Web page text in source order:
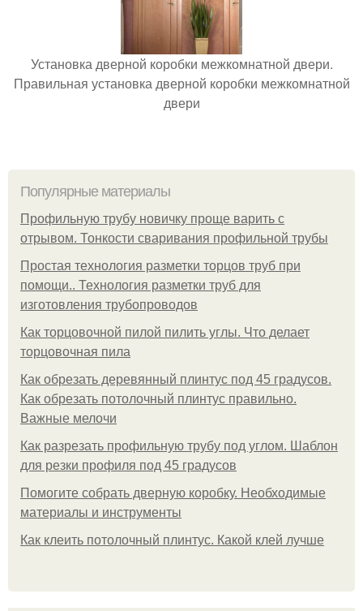
Установка дверной коробки межкомнатной двери.
Правильная установка дверной коробки межкомнатной
двери
Популярные материалы
Профильную трубу новичку проще варить с
отрывом. Тонкости сваривания профильной трубы
Простая технология разметки торцов труб при
помощи.. Технология разметки труб для
изготовления трубопроводов
Как торцовочной пилой пилить углы. Что делает
торцовочная пила
Как обрезать деревянный плинтус под 45 градусов.
Как обрезать потолочный плинтус правильно.
Важные мелочи
Как разрезать профильную трубу под углом. Шаблон
для резки профиля под 45 градусов
Помогите собрать дверную коробку. Необходимые
материалы и инструменты
Как клеить потолочный плинтус. Какой клей лучше